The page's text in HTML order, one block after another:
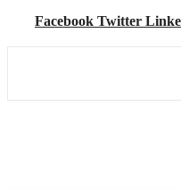
Facebook Twitter